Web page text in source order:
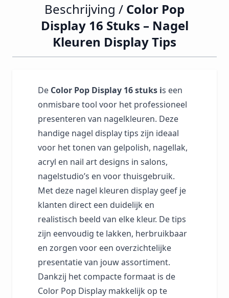
Beschrijving / Color Pop
Display 16 Stuks – Nagel
Kleuren Display Tips
De Color Pop Display 16 stuks is een
onmisbare tool voor het professioneel
presenteren van nagelkleuren. Deze
handige nagel display tips zijn ideaal
voor het tonen van gelpolish, nagellak,
acryl en nail art designs in salons,
nagelstudio’s en voor thuisgebruik.
Met deze nagel kleuren display geef je
klanten direct een duidelijk en
realistisch beeld van elke kleur. De tips
zijn eenvoudig te lakken, herbruikbaar
en zorgen voor een overzichtelijke
presentatie van jouw assortiment.
Dankzij het compacte formaat is de
Color Pop Display makkelijk op te